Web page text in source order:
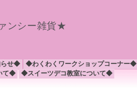
ンシー雑貨★
らせ◆ ◆わくわくワークショップコーナー◆
て◆ ◆スイーツデコ教室について◆